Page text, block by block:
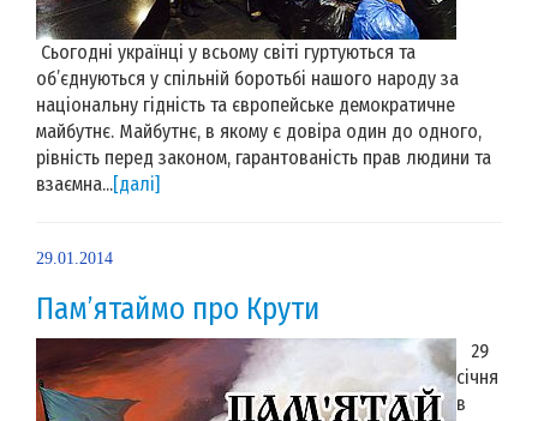
Сьогодні українці у всьому світі гуртуються та
об’єднуються у спільній боротьбі нашого народу за
національну гідність та європейське демократичне
майбутнє. Майбутнє, в якому є довіра один до одного,
рівність перед законом, гарантованість прав людини та
взаємна...[далі]
29.01.2014
Пам’ятаймо про Крути
29
січня
в